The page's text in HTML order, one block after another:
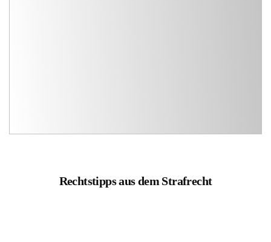
Rechtstipps aus dem Strafrecht